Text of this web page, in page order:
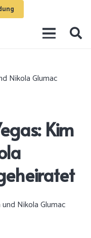
Nikola Glumac
Kim